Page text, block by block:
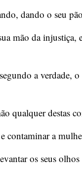
dando o seu
mão da
a verdade,
qualquer destas
contaminar a
os seus